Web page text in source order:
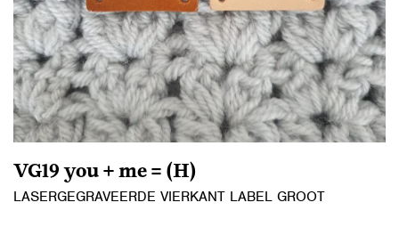
VG19 you + me = (H)
LASERGEGRAVEERDE VIERKANT LABEL GROOT